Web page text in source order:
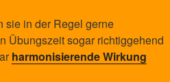
sie in der Regel gerne
Übungszeit sogar richtiggehend
harmonisierende Wirkung